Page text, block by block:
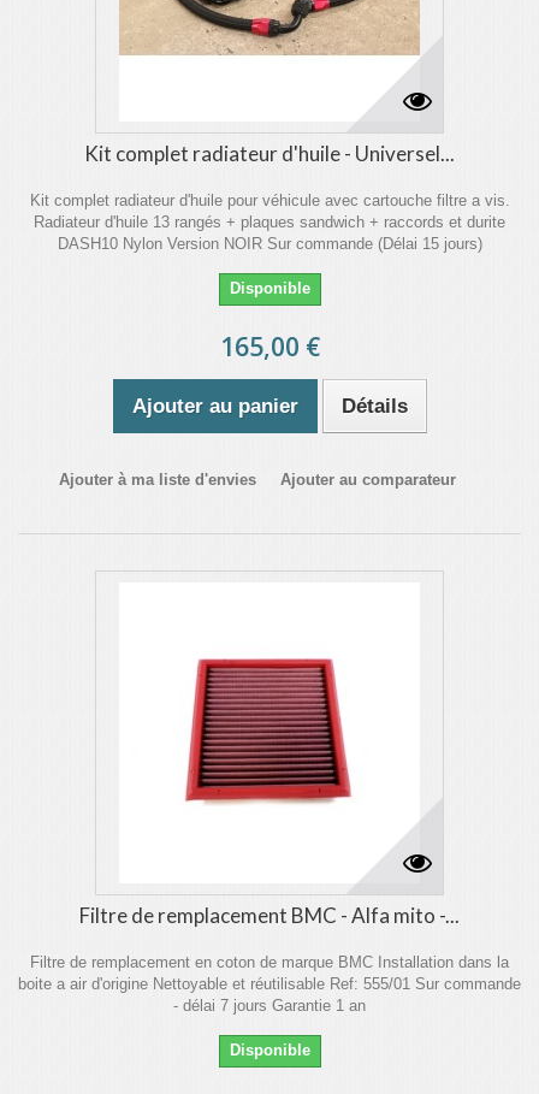
Kit complet radiateur d'huile - Universel...
Kit complet radiateur d'huile pour véhicule avec cartouche filtre a vis.
Radiateur d'huile 13 rangés + plaques sandwich + raccords et durite
DASH10 Nylon Version NOIR Sur commande (Délai 15 jours)
Disponible
165,00 €
Ajouter au panier Détails
Ajouter à ma liste d'envies Ajouter au comparateur
Filtre de remplacement BMC - Alfa mito -...
Filtre de remplacement en coton de marque BMC Installation dans la
boite a air d'origine Nettoyable et réutilisable Ref: 555/01 Sur commande
- délai 7 jours Garantie 1 an
Disponible